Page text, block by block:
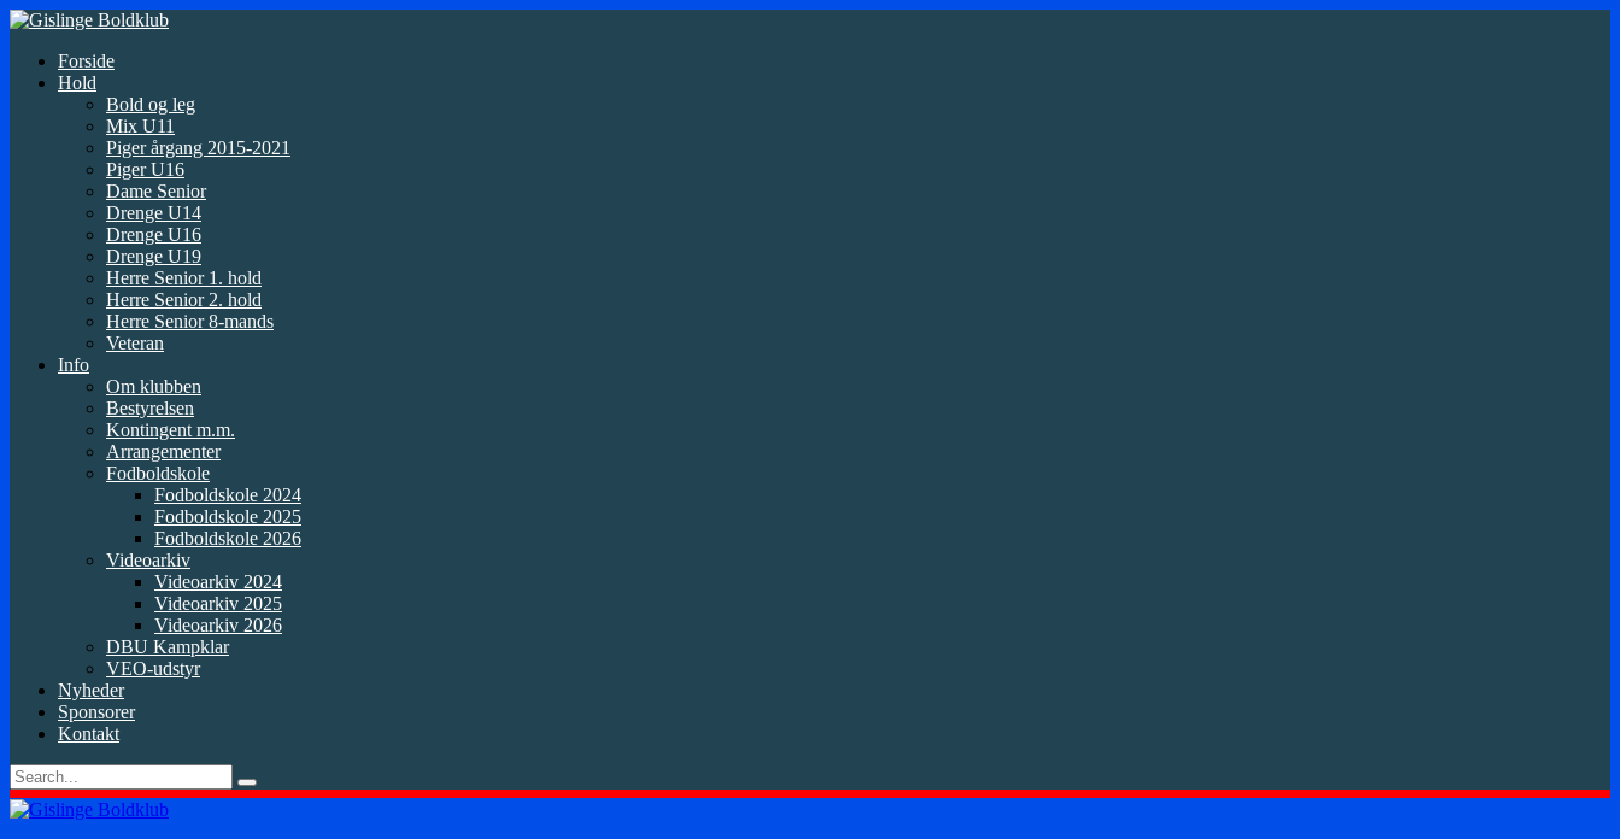
Forside
Hold
Bold og leg
Mix U11
Piger årgang 2015-2021
Piger U16
Dame Senior
Drenge U14
Drenge U16
Drenge U19
Herre Senior 1. hold
Herre Senior 2. hold
Herre Senior 8-mands
Veteran
Info
Om klubben
Bestyrelsen
Kontingent m.m.
Arrangementer
Fodboldskole
Fodboldskole 2024
Fodboldskole 2025
Fodboldskole 2026
Videoarkiv
Videoarkiv 2024
Videoarkiv 2025
Videoarkiv 2026
DBU Kampklar
VEO-udstyr
Nyheder
Sponsorer
Kontakt